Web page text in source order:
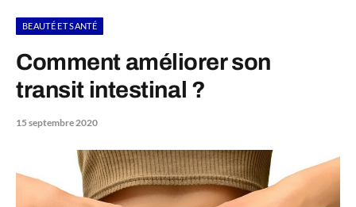
BEAUTÉ ET SANTÉ
Comment améliorer son
transit intestinal ?
15 septembre 2020